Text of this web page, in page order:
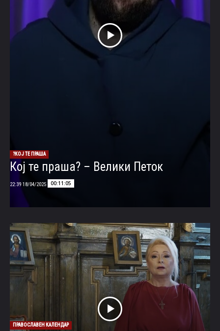
КОЈ ТЕ ПРАША?
Кој те праша? – Велики Петок
00:11:05
18/04/2025 22:39
ПРАВОСЛАВЕН КАЛЕНДАР